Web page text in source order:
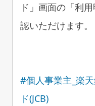
ド」画面の「利
認いただけます。
#個人事業主_楽
ド(JCB)